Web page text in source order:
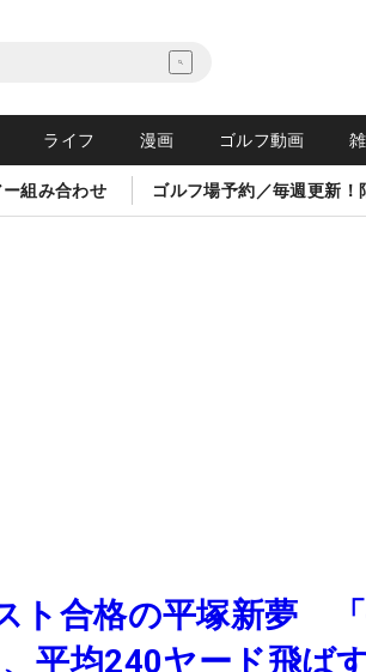
ライフ 漫画 ゴルフ動画
組み合わせ ゴルフ場予約／毎週更新！
ト合格の平塚新夢
平均240ヤード飛ば